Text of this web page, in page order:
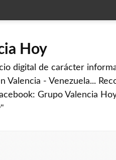
Hoy
digital de carácter
Valencia - Venezuela...
Grupo Valencia